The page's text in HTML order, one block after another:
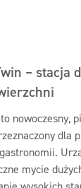
– stacja
nowoczesny,
dla
mycie